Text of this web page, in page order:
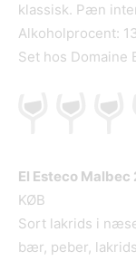
klassisk. Pæn
Alkoholprocent:
Set hos Domaine
El Esteco Malbec
KØB
Sort lakrids i
bær, peber,